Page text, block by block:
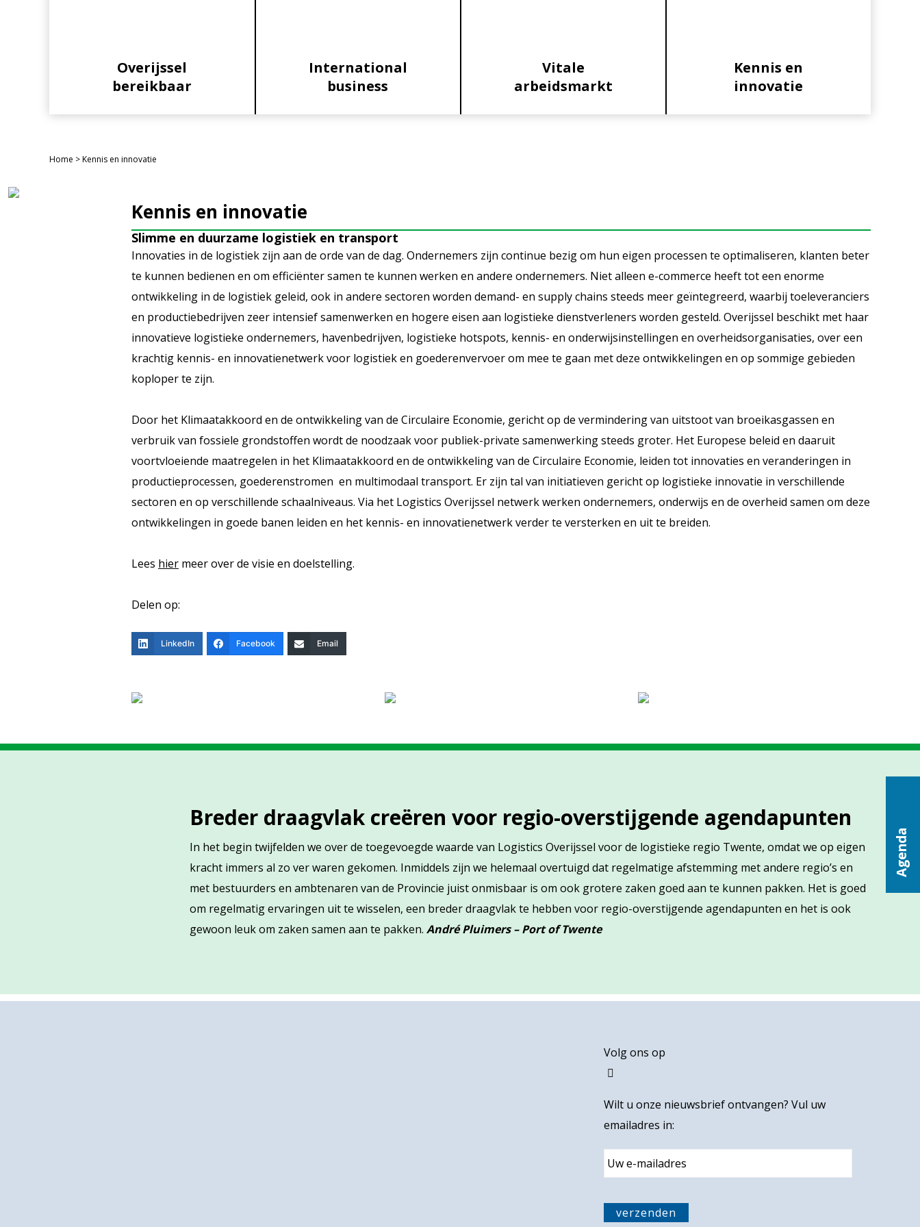
Overijssel
bereikbaar
International
business
Vitale
arbeidsmarkt
Kennis en
innovatie
Home >Kennis en innovatie
Kennis en innovatie
Slimme en duurzame logistiek en transport
Innovaties in de logistiek zijn aan de orde van de dag. Ondernemers zijn continue bezig om hun eigen processen te optimaliseren, klanten beter
te kunnen bedienen en om efficiënter samen te kunnen werken en andere ondernemers. Niet alleen e-commerce heeft tot een enorme
ontwikkeling in de logistiek geleid, ook in andere sectoren worden demand- en supply chains steeds meer geïntegreerd, waarbij toeleveranciers
en productiebedrijven zeer intensief samenwerken en hogere eisen aan logistieke dienstverleners worden gesteld. Overijssel beschikt met haar
innovatieve logistieke ondernemers, havenbedrijven, logistieke hotspots, kennis- en onderwijsinstellingen en overheidsorganisaties, over een
krachtig kennis- en innovatienetwerk voor logistiek en goederenvervoer om mee te gaan met deze ontwikkelingen en op sommige gebieden
koploper te zijn.
Door het Klimaatakkoord en de ontwikkeling van de Circulaire Economie, gericht op de vermindering van uitstoot van broeikasgassen en
verbruik van fossiele grondstoffen wordt de noodzaak voor publiek-private samenwerking steeds groter. Het Europese beleid en daaruit
voortvloeiende maatregelen in het Klimaatakkoord en de ontwikkeling van de Circulaire Economie, leiden tot innovaties en veranderingen in
productieprocessen, goederenstromen en multimodaal transport. Er zijn tal van initiatieven gericht op logistieke innovatie in verschillende
sectoren en op verschillende schaalniveaus. Via het Logistics Overijssel netwerk werken ondernemers, onderwijs en de overheid samen om deze
ontwikkelingen in goede banen leiden en het kennis- en innovatienetwerk verder te versterken en uit te breiden.
Lees hier meer over de visie en doelstelling.
Delen op:
LinkedIn Facebook Email
Breder draagvlak creëren voor regio-overstijgende agendapunten
In het begin twijfelden we over de toegevoegde waarde van Logistics Overijssel voor de logistieke regio Twente, omdat we op eigen
kracht immers al zo ver waren gekomen. Inmiddels zijn we helemaal overtuigd dat regelmatige afstemming met andere regio’s en
met bestuurders en ambtenaren van de Provincie juist onmisbaar is om ook grotere zaken goed aan te kunnen pakken. Het is goed
om regelmatig ervaringen uit te wisselen, een breder draagvlak te hebben voor regio-overstijgende agendapunten en het is ook
gewoon leuk om zaken samen aan te pakken.André Pluimers – Port of Twente
Volg ons op
Wilt u onze nieuwsbrief ontvangen? Vul uw
emailadres in:
E
m
a
l
A
verzenden
Agenda